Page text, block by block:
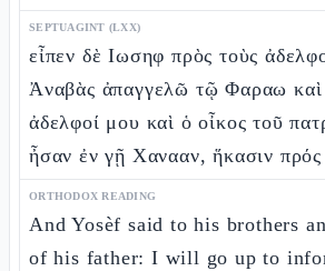
SEPTUAGINT (LXX)
εἶπεν δὲ Ιωσηφ πρὸς τοὺς
Ἀναβὰς ἀπαγγελῶ τῷ Φαραω
ἀδελφοί μου καὶ ὁ οἶκος τοῦ
ἦσαν ἐν γῇ Χανααν, ἥκασιν πρός
ORTHODOX READING
And Yosèf said to his brothers
of his father: I will go up to